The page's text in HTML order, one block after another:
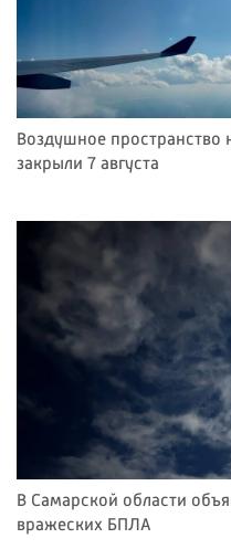
Воздушное пространство
закрыли 7 августа
В Самарской области
вражеских БПЛА